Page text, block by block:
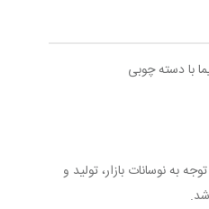
با دسته چوبی
به نوسانات بازار، تولید و